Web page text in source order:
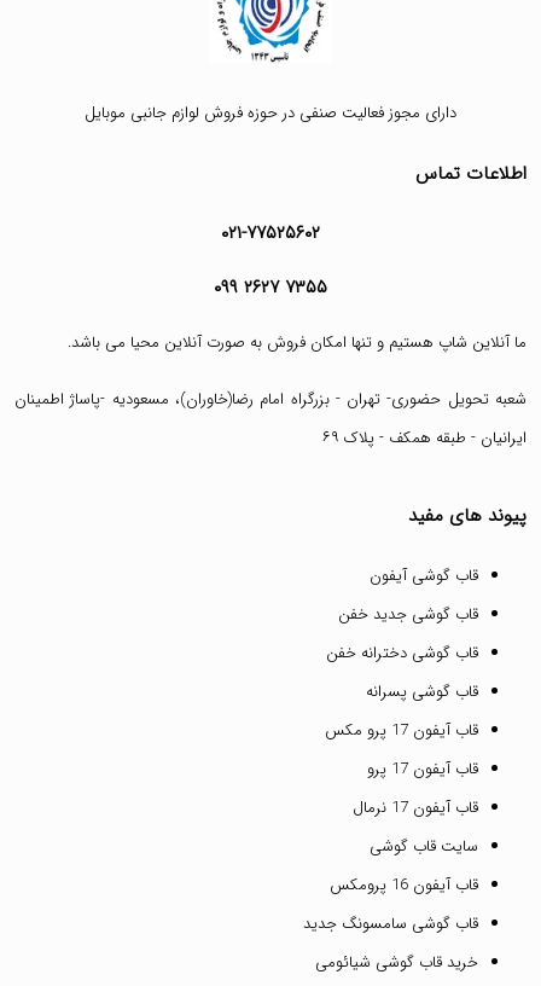
دارای مجوز فعالیت صنفی در حوزه فروش لوازم جانبی موبایل
اطلاعات تماس
۰۲۱-۷۷۵۲۵۶۰۲
۰۹۹ ۲۶۲۷ ۷۳۵۵
ما آنلاین شاپ هستیم و تنها امکان فروش به صورت آنلاین محیا می باشد.
شعبه تحویل حضوری- تهران - بزرگراه امام رضا(خاوران)، مسعودیه -پاساژ اطمینان
ایرانیان - طبقه همکف - پلاک ۶۹
پیوند های مفید
قاب گوشی آیفون
قاب گوشی جدید خفن
قاب گوشی دخترانه خفن
قاب گوشی پسرانه
قاب آیفون 17 پرو مکس
قاب آیفون 17 پرو
قاب آیفون 17 نرمال
سایت قاب گوشی
قاب آیفون 16 پرومکس
قاب گوشی سامسونگ جدید
خرید قاب گوشی شیائومی